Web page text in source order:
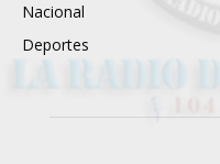
Nacional
Deportes